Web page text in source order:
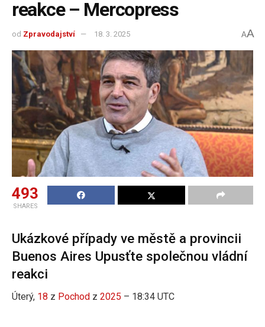
reakce – Mercopress
od Zpravodajství 18. 3. 2025 AA
493
SHARES
Ukázkové případy ve městě a provincii
Buenos Aires Upusťte společnou vládní
reakci
Úterý, 18 z Pochod z 2025 – 18:34 UTC